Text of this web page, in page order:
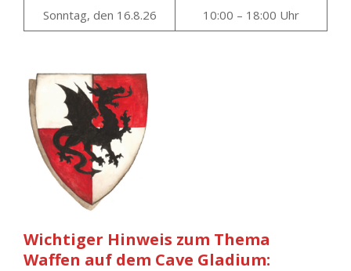
Sonntag, den 16.8.26 10:00 – 18:00 Uhr
Wichtiger Hinweis zum Thema
Waffen auf dem Cave Gladium: